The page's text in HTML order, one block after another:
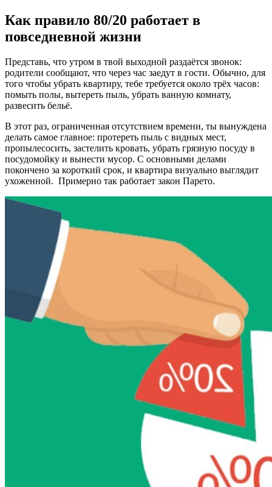
Как правило 80/20 работает в
повседневной жизни
Представь, что утром в твой выходной раздаётся звонок:
родители сообщают, что через час заедут в гости. Обычно, для
того чтобы убрать квартиру, тебе требуется около трёх часов:
помыть полы, вытереть пыль, убрать ванную комнату,
развесить бельё.
В этот раз, ограниченная отсутствием времени, ты вынуждена
делать самое главное: протереть пыль с видных мест,
пропылесосить, застелить кровать, убрать грязную посуду в
посудомойку и вынести мусор. С основными делами
покончено за короткий срок, и квартира визуально выглядит
ухоженной. Примерно так работает закон Парето.